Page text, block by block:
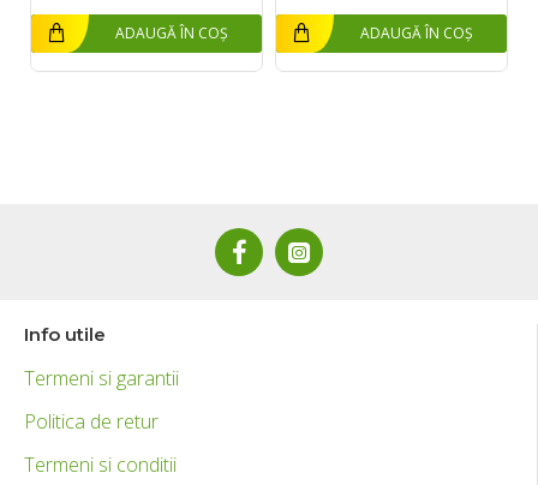
ADAUGĂ ÎN COȘ ADAUGĂ ÎN COȘ
Info utile
Termeni si garantii
Politica de retur
Termeni si conditii